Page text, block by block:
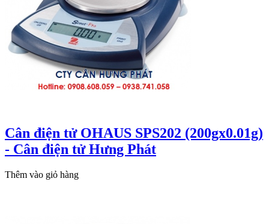
Cân điện tử OHAUS SPS202 (200gx0.01g)
- Cân điện tử Hưng Phát
Thêm vào giỏ hàng